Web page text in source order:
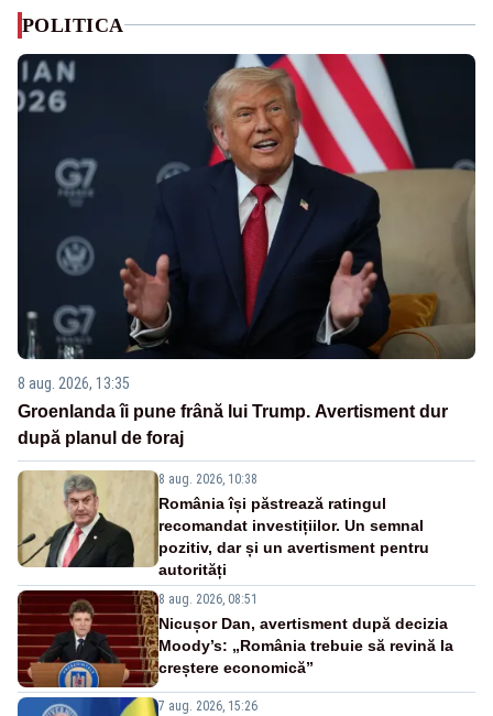
POLITICA
8 aug. 2026, 13:35
Groenlanda îi pune frână lui Trump. Avertisment dur
după planul de foraj
8 aug. 2026, 10:38
România își păstrează ratingul
recomandat investițiilor. Un semnal
pozitiv, dar și un avertisment pentru
autorități
8 aug. 2026, 08:51
Nicușor Dan, avertisment după decizia
Moody’s: „România trebuie să revină la
creștere economică”
7 aug. 2026, 15:26